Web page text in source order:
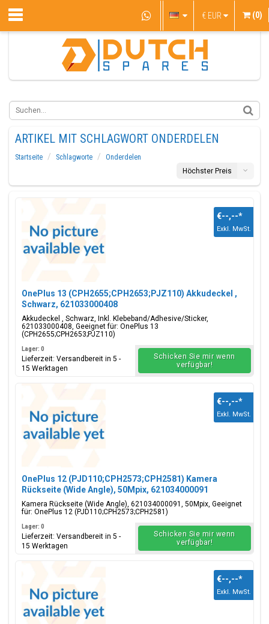
€ EUR (0)
ARTIKEL MIT SCHLAGWORT ONDERDELEN
Startseite Schlagworte
Onderdelen
Höchster Preis
OnePlus 13 (CPH2655;CPH2653;PJZ110) Akkudeckel ,
Schwarz, 621033000408
Akkudeckel , Schwarz, Inkl. Klebeband/Adhesive/Sticker,
621033000408, Geeignet für: OnePlus 13
(CPH2655;CPH2653;PJZ110)
€--,--*
Exkl. MwSt.
Lager: 0
Lieferzeit: Versandbereit in 5 -
15 Werktagen
Schicken Sie mir wenn
verfügbar!
OnePlus 12 (PJD110;CPH2573;CPH2581) Kamera
Rückseite (Wide Angle), 50Mpix, 621034000091
Kamera Rückseite (Wide Angle), 621034000091, 50Mpix, Geeignet
für: OnePlus 12 (PJD110;CPH2573;CPH2581)
€--,--*
Exkl. MwSt.
Lager: 0
Lieferzeit: Versandbereit in 5 -
15 Werktagen
Schicken Sie mir wenn
verfügbar!
€--,--*
Exkl. MwSt.